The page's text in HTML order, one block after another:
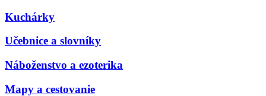
Kuchárky
Učebnice a slovníky
Náboženstvo a ezoterika
Mapy a cestovanie